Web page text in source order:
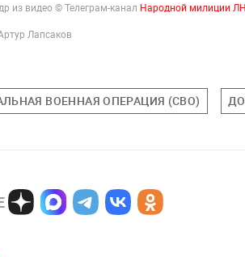
из видео © Телеграм-канал Народной милиции
Лапсаков
ВОЕННАЯ ОПЕРАЦИЯ (СВО)